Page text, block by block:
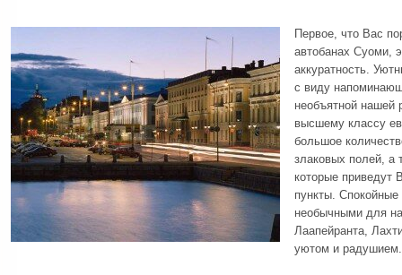
Первое, что Вас
автобанах Суоми,
аккуратность.
с виду
необъятной нашей
высшему классу
большое
злаковых полей, а
которые приведут
пункты.
необычными для
Лаапейранта,
уютом и радушием.